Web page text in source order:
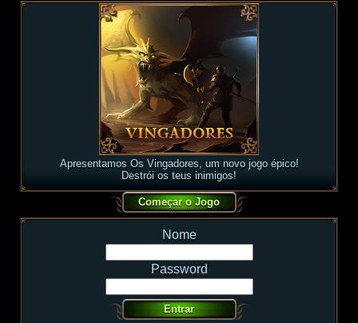
Apresentamos Os Vingadores, um novo jogo épico!
Destrói os teus inimigos!
Nome
Password